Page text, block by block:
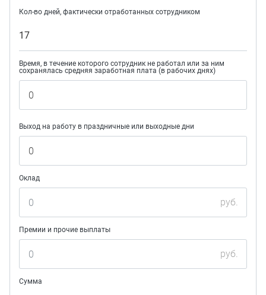
Кол-во дней, фактически отработанных сотрудником
17
Время, в течение которого сотрудник не работал или за ним
сохранялась средняя заработная плата (в рабочих днях)
Выход на работу в праздничные или выходные дни
Оклад
руб.
Премии и прочие выплаты
руб.
Сумма